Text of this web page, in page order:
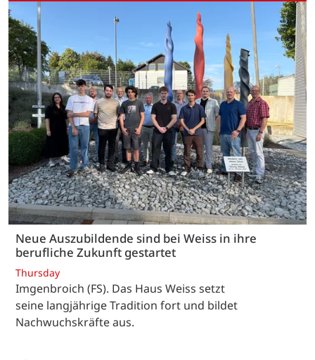
Neue Auszubildende sind bei Weiss in ihre
berufliche Zukunft gestartet
Thursday
Imgenbroich (FS). Das Haus Weiss setzt
seine langjährige Tradition fort und bildet
Nachwuchskräfte aus.